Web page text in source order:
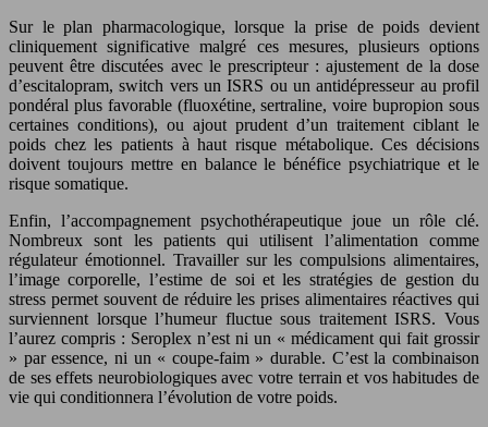
Sur le plan pharmacologique, lorsque la prise de poids devient
cliniquement significative malgré ces mesures, plusieurs options
peuvent être discutées avec le prescripteur : ajustement de la dose
d’escitalopram, switch vers un ISRS ou un antidépresseur au profil
pondéral plus favorable (fluoxétine, sertraline, voire bupropion sous
certaines conditions), ou ajout prudent d’un traitement ciblant le
poids chez les patients à haut risque métabolique. Ces décisions
doivent toujours mettre en balance le bénéfice psychiatrique et le
risque somatique.
Enfin, l’accompagnement psychothérapeutique joue un rôle clé.
Nombreux sont les patients qui utilisent l’alimentation comme
régulateur émotionnel. Travailler sur les compulsions alimentaires,
l’image corporelle, l’estime de soi et les stratégies de gestion du
stress permet souvent de réduire les prises alimentaires réactives qui
surviennent lorsque l’humeur fluctue sous traitement ISRS. Vous
l’aurez compris : Seroplex n’est ni un « médicament qui fait grossir
» par essence, ni un « coupe‑faim » durable. C’est la combinaison
de ses effets neurobiologiques avec votre terrain et vos habitudes de
vie qui conditionnera l’évolution de votre poids.